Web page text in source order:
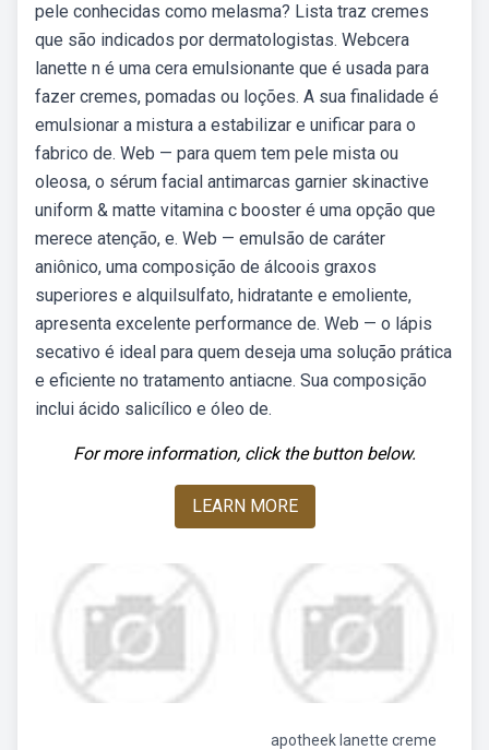
pele conhecidas como melasma? Lista traz cremes
que são indicados por dermatologistas. Webcera
lanette n é uma cera emulsionante que é usada para
fazer cremes, pomadas ou loções. A sua finalidade é
emulsionar a mistura a estabilizar e unificar para o
fabrico de. Web — para quem tem pele mista ou
oleosa, o sérum facial antimarcas garnier skinactive
uniform & matte vitamina c booster é uma opção que
merece atenção, e. Web — emulsão de caráter
aniônico, uma composição de álcoois graxos
superiores e alquilsulfato, hidratante e emoliente,
apresenta excelente performance de. Web — o lápis
secativo é ideal para quem deseja uma solução prática
e eficiente no tratamento antiacne. Sua composição
inclui ácido salicílico e óleo de.
For more information, click the button below.
LEARN MORE
apotheek lanette creme